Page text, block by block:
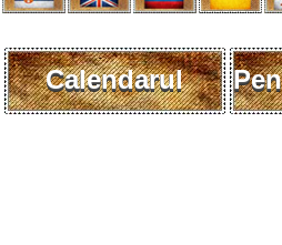
Calendarul